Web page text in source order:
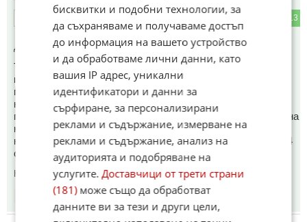
13
До коментар #1от "в кратце":
Ти някога работил ли си като професионален шофьор та
пишеш глупави постове? Имаш ли на представа че един
професионален шофьор изминава на месец километри
който вие с вашите "каляски" не изминавате и за
година.Така че нарушенията които е направил разделени на
километрите и времето са много по-малко като брой на
километър и години от тези на един любител шофьор с 1/4
от неговия стаж като години.
Коментиран от#12
13.05.2026
бисквитки и подобни технологии, за
да съхраняваме и получаваме достъп
до информация на вашето устройство
и да обработваме лични данни, като
вашия IP адрес, уникални
идентификатори и данни за
сърфиране, за персонализирани
реклами и съдържание, измерване на
реклами и съдържание, анализ на
аудиторията и подобряване на
услугите.Доставчици от трети страни
(181)може също да обработват
данните ви за тези и други цели,